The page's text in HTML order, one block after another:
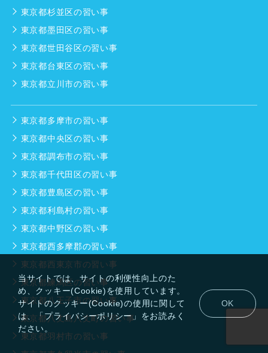
当サイトでは、サイトの利便性向上のた
め、クッキー(Cookie)を使用しています。
サイトのクッキー(Cookie)の使用に関して
は、「プライバシーポリシー」をお読みく
ださい。
OK
東京都杉並区の習い事
東京都墨田区の習い事
東京都世田谷区の習い事
東京都台東区の習い事
東京都立川市の習い事
東京都多摩市の習い事
東京都中央区の習い事
東京都調布市の習い事
東京都千代田区の習い事
東京都豊島区の習い事
東京都利島村の習い事
東京都中野区の習い事
東京都西多摩郡の習い事
東京都西東京市の習い事
東京都練馬区の習い事
東京都八王子市の習い事
東京都八丈島八丈町の習い事
東京都羽村市の習い事